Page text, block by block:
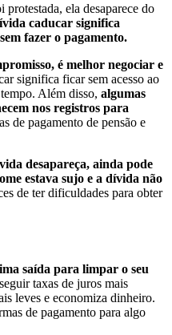
ela desaparece do
caducar significa
fazer o pagamento.
é melhor negociar e
significa ficar sem acesso ao
Além disso, algumas
nos registros para
de pagamento de pensão e
desapareça, ainda pode
estava sujo e a dívida não
de ter dificuldades para obter
saída para limpar o seu
taxas de juros mais
leves e economiza dinheiro.
de pagamento para algo